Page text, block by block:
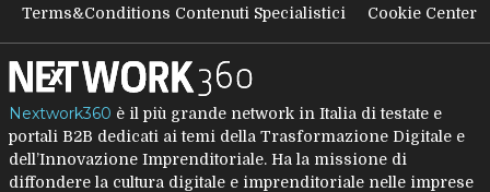
Terms&Conditions Contenuti Specialistici
Cookie Center
Nextwork360 è il più grande network in Italia di testate e
portali B2B dedicati ai temi della Trasformazione Digitale e
dell’Innovazione Imprenditoriale. Ha la missione di
diffondere la cultura digitale e imprenditoriale nelle imprese